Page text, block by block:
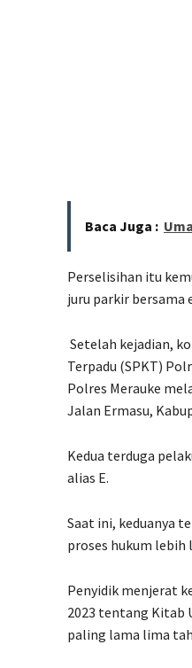
Baca Juga :
Perselisihan itu
juru parkir bersama
Setelah kejadian,
Terpadu (SPKT)
Polres Merauke
Jalan Ermasu,
Kedua terduga
alias E.
Saat ini, keduanya
proses hukum lebih
Penyidik menjerat
2023 tentang Kitab
paling lama lima